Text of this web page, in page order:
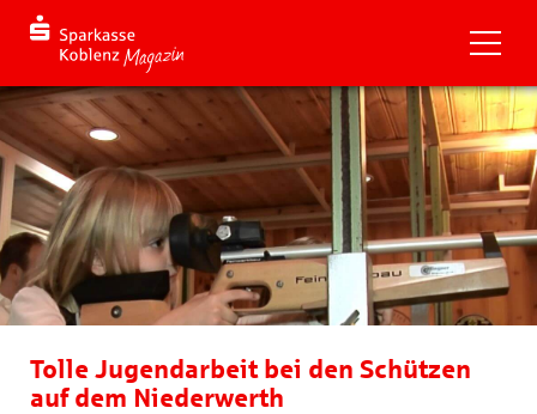
Tolle Jugendarbeit bei den Schützen
auf dem Niederwerth